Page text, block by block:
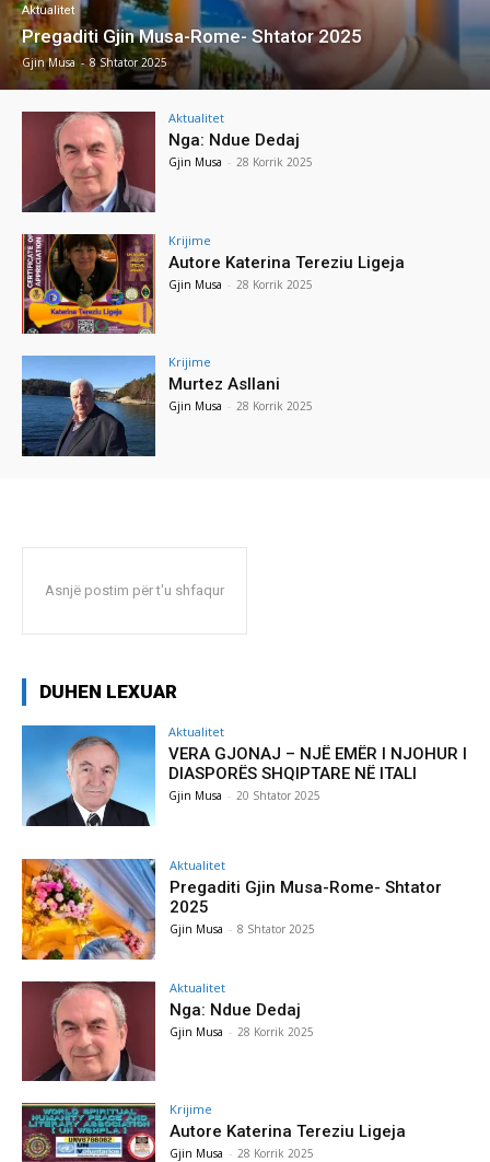
Aktualitet
Pregaditi Gjin Musa-Rome- Shtator 2025
Gjin Musa - 8 Shtator 2025
Aktualitet
Nga: Ndue Dedaj
Gjin Musa - 28 Korrik 2025
Krijime
Autore Katerina Tereziu Ligeja
Gjin Musa - 28 Korrik 2025
Krijime
Murtez Asllani
Gjin Musa - 28 Korrik 2025
Asnjë postim për t'u shfaqur
DUHEN LEXUAR
Aktualitet
VERA GJONAJ – NJË EMËR I NJOHUR I
DIASPORËS SHQIPTARE NË ITALI
Gjin Musa - 20 Shtator 2025
Aktualitet
Pregaditi Gjin Musa-Rome- Shtator
2025
Gjin Musa - 8 Shtator 2025
Aktualitet
Nga: Ndue Dedaj
Gjin Musa - 28 Korrik 2025
Krijime
Autore Katerina Tereziu Ligeja
Gjin Musa - 28 Korrik 2025